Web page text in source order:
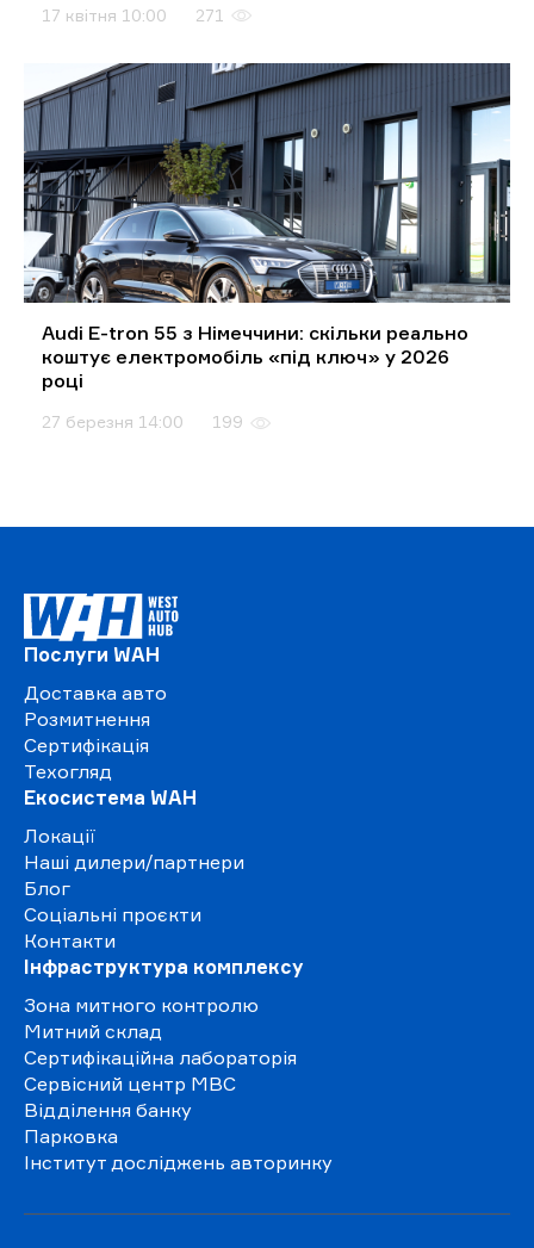
17 квітня 10:00 271
Audi E-tron 55 з Німеччини: скільки реально
коштує електромобіль «під ключ» у 2026
році
27 березня 14:00 199
Послуги WAH
Доставка авто
Розмитнення
Сертифікація
Техогляд
Екосистема WAH
Локації
Наші дилери/партнери
Блог
Соціальні проєкти
Контакти
Інфраструктура комплексу
Зона митного контролю
Митний склад
Сертифікаційна лабораторія
Сервісний центр МВС
Відділення банку
Парковка
Інститут досліджень авторинку